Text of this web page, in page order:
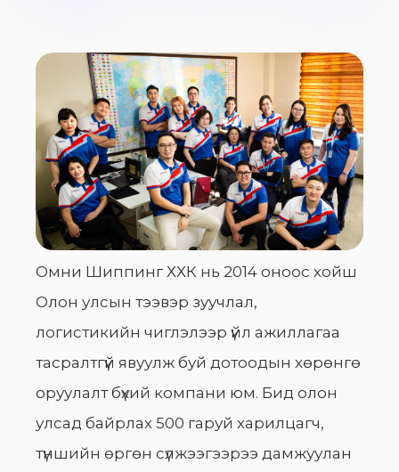
Омни Шиппинг ХХК нь 2014 оноос хойш
Олон улсын тээвэр зуучлал,
логистикийн чиглэлээр үйл ажиллагаа
тасралтгүй явуулж буй дотоодын хөрөнгө
оруулалт бүхий компани юм. Бид олон
улсад байрлах 500 гаруй харилцагч,
түншийн өргөн сүлжээгээрээ дамжуулан